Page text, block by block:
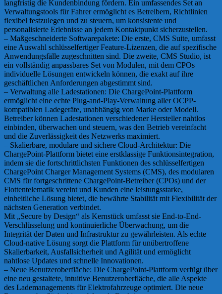
langfristig die Kundenbindung fördern. Ein umfassendes Set an
Verwaltungstools für Fahrer ermöglicht es Betreibern, Richtlinien
flexibel festzulegen und zu steuern, um konsistente und
personalisierte Erlebnisse an jedem Kontaktpunkt sicherzustellen.
– Maßgeschneiderte Softwarepakete: Die erste, CMS Suite, umfasst
eine Auswahl schlüsselfertiger Feature-Lizenzen, die auf spezifische
Anwendungsfälle zugeschnitten sind. Die zweite, CMS Studio, ist
ein vollständig anpassbares Set von Modulen, mit dem CPOs
individuelle Lösungen entwickeln können, die exakt auf ihre
geschäftlichen Anforderungen abgestimmt sind.
– Verwaltung alle Ladestationen: Die ChargePoint-Plattform
ermöglicht eine echte Plug-and-Play-Verwaltung aller OCPP-
kompatiblen Ladegeräte, unabhängig von Marke oder Modell.
Betreiber können Ladestationen verschiedener Hersteller nahtlos
einbinden, überwachen und steuern, was den Betrieb vereinfacht
und die Zuverlässigkeit des Netzwerks maximiert.
– Skalierbare, modulare und sichere Cloud-Architektur: Die
ChargePoint-Plattform bietet eine erstklassige Funktionsintegration,
indem sie die fortschrittlichsten Funktionen des schlüsselfertigen
ChargePoint Charger Management Systems (CMS), des modularen
CMS für fortgeschrittene ChargePoint-Betreiber (CPOs) und der
Flottentelematik vereint und Kunden eine leistungsstarke,
einheitliche Lösung bietet, die bewährte Stabilität mit Flexibilität der
nächsten Generation verbindet.
Mit „Secure by Design“ als Kernstück umfasst sie End-to-End-
Verschlüsselung und kontinuierliche Überwachung, um die
Integrität der Daten und Infrastruktur zu gewährleisten. Als echte
Cloud-native Lösung sorgt die Plattform für unübertroffene
Skalierbarkeit, Ausfallsicherheit und Agilität und ermöglicht
nahtlose Updates und schnelle Innovationen.
– Neue Benutzeroberfläche: Die ChargePoint-Plattform verfügt über
eine neu gestaltete, intuitive Benutzeroberfläche, die alle Aspekte
des Lademanagements für Elektrofahrzeuge optimiert. Die neue